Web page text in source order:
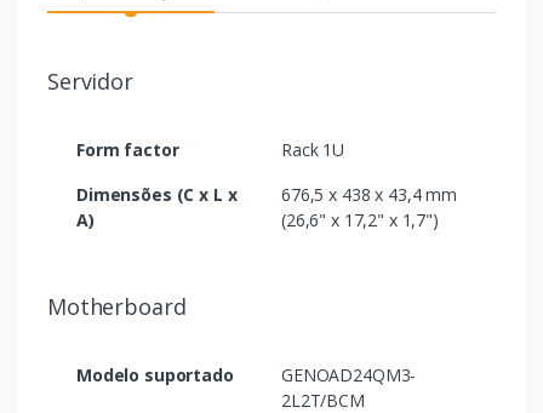
Servidor
Form factor
Rack 1U
Dimensões (C x L x
A)
676,5 x 438 x 43,4 mm
(26,6" x 17,2" x 1,7")
Motherboard
Modelo suportado
GENOAD24QM3-
2L2T/BCM